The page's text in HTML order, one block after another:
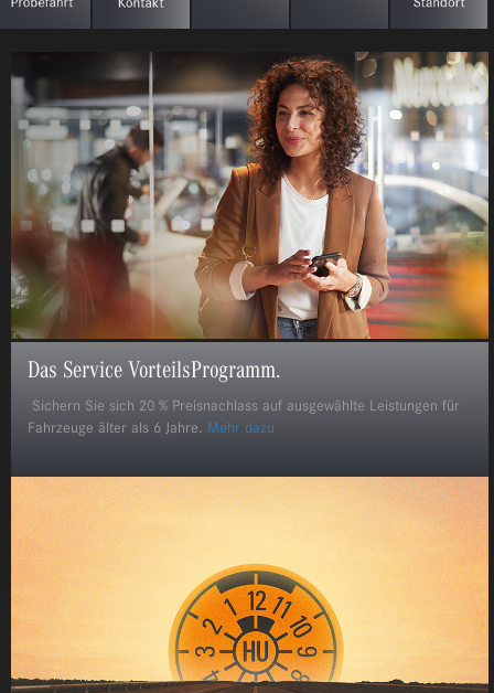
Das Service VorteilsProgramm.
Sichern Sie sich 20 % Preisnachlass auf ausgewählte Leistungen für
Fahrzeuge älter als 6 Jahre. Mehr dazu